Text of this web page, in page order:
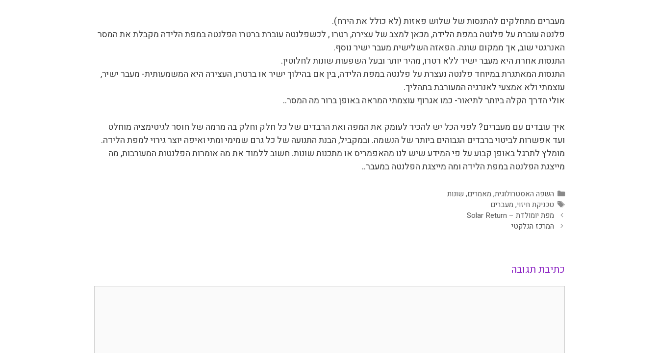
מעברים מתחלקים להתנסות של שלוש פאזות (לא כולל את הירח).
פלנטה עוברת על פלנטה במפת הלידה, מכאן למצב של עצירה, רטרו , לכשפלנטה עוברת ברטרו הפלנטה במפת הלידה מקבלת את המסר
האנרגטי שוב, אך ממקום שונה. הפאזה השלישית מעבר ישיר נוסף.
התנסות אחרת היא מעבר ישיר ללא רטרו, מהיר יותר ובעל השפעות שונות לחלוטין.
התנסות המאתגרת במיוחד פלנטה נעצרת על פלנטה במפת הלידה, בין אם בהילוך ישיר או ברטרו, העצירה היא המשמעותית- מעבר ישיר,
עוצמתי ולא אמצעי לאנרגיה המעורבת בתהליך.
אולי הדרך הקלה ביותר לתיאור- כמו אגרוף עוצמתי המראה באופן ברור מה המסר..
איך עובדים עם מעברים? לפני הכל יש להכיר לעומק את המפה ואת הרבדים של כל חלק וחלק בה מרמה של חוסר לגיטימציה מוחלט
ועד אפשרות לביטוי ברבדים הגבוהים ביותר של הנשמה. ובמקביל, הבנת התנועה של כל גרם שמימי ומתי ואיפה יוצר גירוי למפת הלידה.
מומלץ לתרגל באופן קבוע על פי המידע שיש לנו מהאפמריס או מתכנות שונות. חשוב ללמוד את מה אומרות הפלנטות המעורבות, מה
מייצגת הפלנטה במפת הלידה ומה מייצגת הפלנטה במעבר..
קטגוריות
השפה האסטרולוגית, מאמרים, שונות
תגיות
טכניקת חיזוי, מעברים
מפת יומולדת – Solar Return
המרכז הגלקטי
כתיבת תגובה